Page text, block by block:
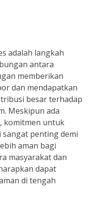
adalah langkah
antara
memberikan
dan mendapatkan
besar terhadap
Meskipun ada
komitmen untuk
penting demi
aman bagi
masyarakat dan
dapat
di tengah